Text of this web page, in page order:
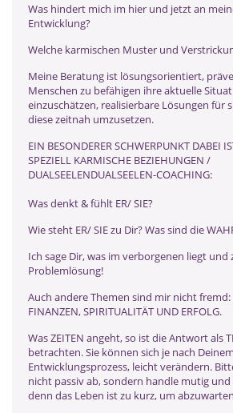
Was hindert mich im hier und jetzt an
Entwicklung?
Welche karmischen Muster und
Meine Beratung ist lösungsorientiert,
Menschen zu befähigen ihre aktuelle
einzuschätzen, realisierbare Lösungen für
diese zeitnah umzusetzen.
EIN BESONDERER SCHWERPUNKT DABEI
SPEZIELL KARMISCHE BEZIEHUNGEN /
DUALSEELENDUALSEELEN-COACHING:
Was denkt & fühlt ER/ SIE?
Wie steht ER/ SIE zu Dir? Was sind die
Ich sage Dir, was im verborgenen liegt und
Problemlösung!
Auch andere Themen sind mir nicht fremd:
FINANZEN, SPIRITUALITÄT UND ERFOLG.
Was ZEITEN angeht, so ist die Antwort als
betrachten. Sie können sich je nach
Entwicklungsprozess, leicht verändern.
nicht passiv ab, sondern handle mutig
denn das Leben ist zu kurz, um